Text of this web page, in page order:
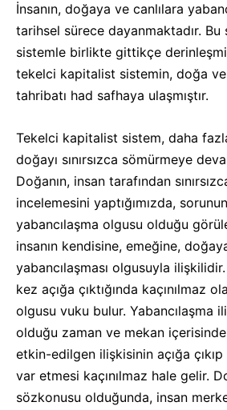
İnsanın, doğaya ve canlılara
tarihsel sürece dayanmaktadır.
sistemle birlikte gittikçe
tekelci kapitalist sistemin, doğa
tahribatı had safhaya ulaşmıştır.
Tekelci kapitalist sistem, daha
doğayı sınırsızca sömürmeye
Doğanın, insan tarafından
incelemesini yaptığımızda,
yabancılaşma olgusu olduğu
insanın kendisine, emeğine,
yabancılaşması olgusuyla
kez açığa çıktığında kaçınılmaz
olgusu vuku bulur. Yabancılaşma
olduğu zaman ve mekan
etkin-edilgen ilişkisinin açığa
var etmesi kaçınılmaz hale gelir.
sözkonusu olduğunda, insan